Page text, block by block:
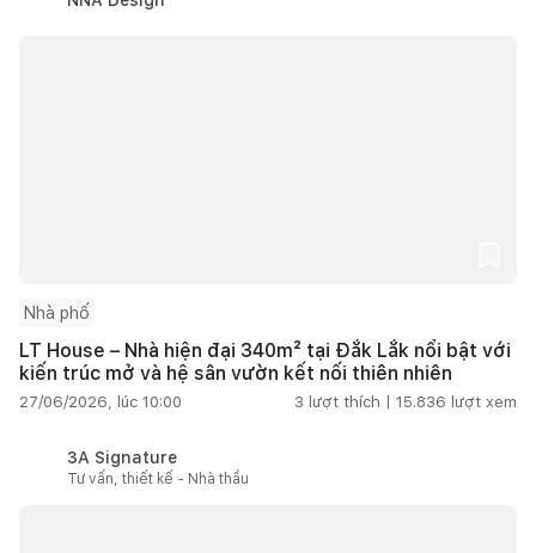
Nhà phố
LT House – Nhà hiện đại 340m² tại Đắk Lắk nổi bật với
kiến trúc mở và hệ sân vườn kết nối thiên nhiên
27/06/2026, lúc 10:00 3 lượt thích | 15.836 lượt xem
3A Signature
Tư vấn, thiết kế - Nhà thầu